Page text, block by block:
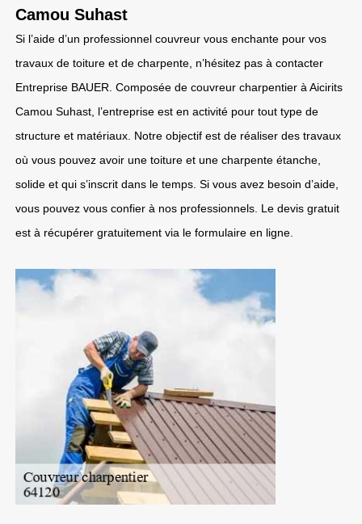
Camou Suhast
Si l’aide d’un professionnel couvreur vous enchante pour vos
travaux de toiture et de charpente, n’hésitez pas à contacter
Entreprise BAUER. Composée de couvreur charpentier à Aicirits
Camou Suhast, l’entreprise est en activité pour tout type de
structure et matériaux. Notre objectif est de réaliser des travaux
où vous pouvez avoir une toiture et une charpente étanche,
solide et qui s’inscrit dans le temps. Si vous avez besoin d’aide,
vous pouvez vous confier à nos professionnels. Le devis gratuit
est à récupérer gratuitement via le formulaire en ligne.